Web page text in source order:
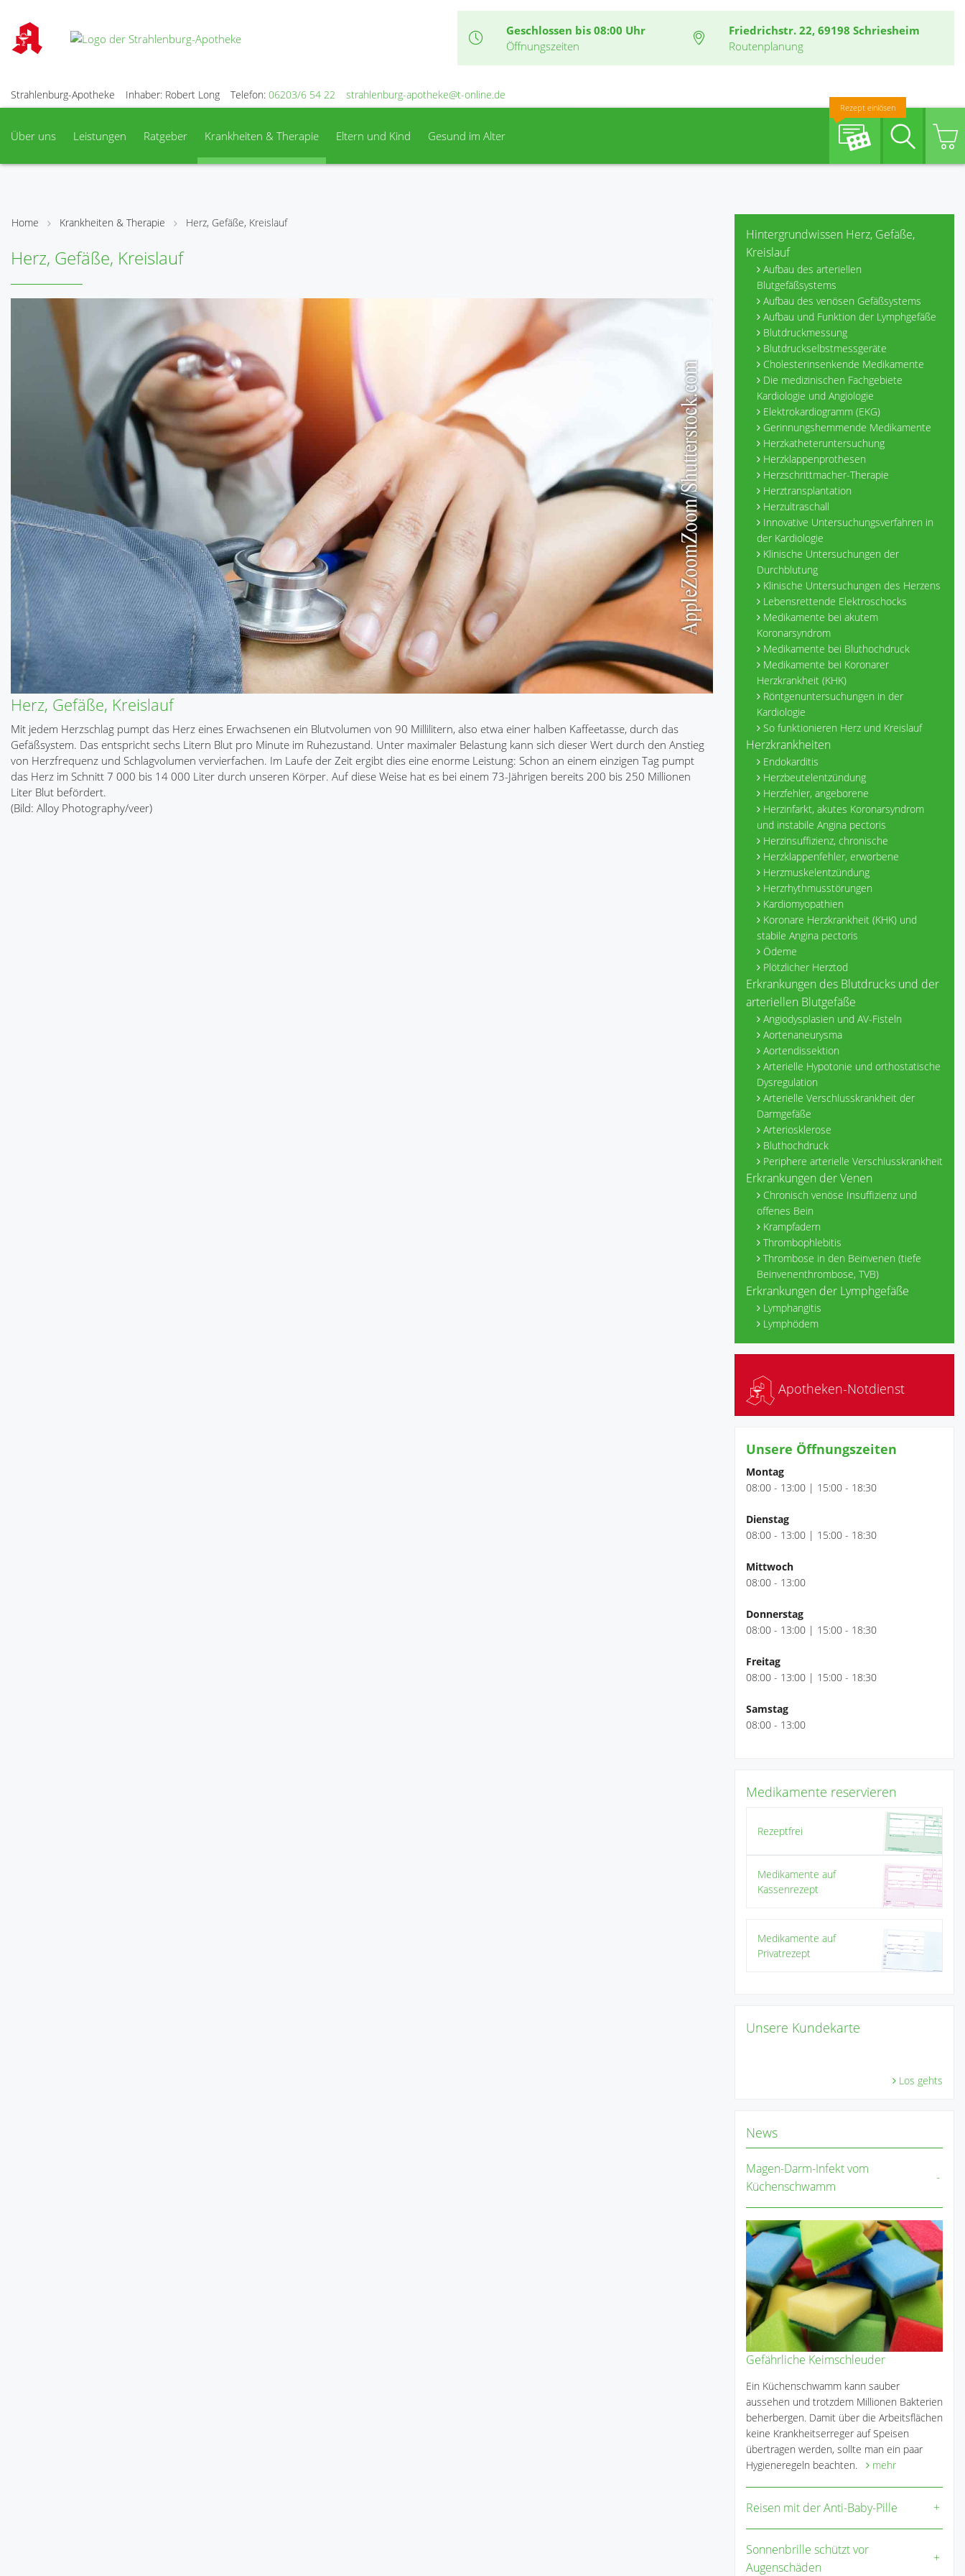
Geschlossen bis 08:00 Uhr
Öffnungszeiten
Friedrichstr. 22, 69198 Schriesheim
Routenplanung
Strahlenburg-Apotheke Inhaber: Robert Long Telefon: 06203/6 54 22 strahlenburg-apotheke@t-online.de
Über uns Leistungen Ratgeber Krankheiten & Therapie Eltern und Kind Gesund im Alter
Rezept einlösen
Suche
Home Krankheiten & Therapie Herz, Gefäße, Kreislauf
Herz, Gefäße, Kreislauf
Herz, Gefäße, Kreislauf
Mit jedem Herzschlag pumpt das Herz eines Erwachsenen ein Blutvolumen von 90 Millilitern, also etwa einer halben Kaffeetasse, durch das
Gefäßsystem. Das entspricht sechs Litern Blut pro Minute im Ruhezustand. Unter maximaler Belastung kann sich dieser Wert durch den Anstieg
von Herzfrequenz und Schlagvolumen vervierfachen. Im Laufe der Zeit ergibt dies eine enorme Leistung: Schon an einem einzigen Tag pumpt
das Herz im Schnitt 7 000 bis 14 000 Liter durch unseren Körper. Auf diese Weise hat es bei einem 73-Jährigen bereits 200 bis 250 Millionen
Liter Blut befördert.
(Bild: Alloy Photography/veer)
Hintergrundwissen Herz, Gefäße,
Kreislauf
Aufbau des arteriellen
Blutgefäßsystems
Aufbau des venösen Gefäßsystems
Aufbau und Funktion der Lymphgefäße
Blutdruckmessung
Blutdruckselbstmessgeräte
Cholesterinsenkende Medikamente
Die medizinischen Fachgebiete
Kardiologie und Angiologie
Elektrokardiogramm (EKG)
Gerinnungshemmende Medikamente
Herzkatheteruntersuchung
Herzklappenprothesen
Herzschrittmacher-Therapie
Herztransplantation
Herzultraschall
Innovative Untersuchungsverfahren in
der Kardiologie
Klinische Untersuchungen der
Durchblutung
Klinische Untersuchungen des Herzens
Lebensrettende Elektroschocks
Medikamente bei akutem
Koronarsyndrom
Medikamente bei Bluthochdruck
Medikamente bei Koronarer
Herzkrankheit (KHK)
Röntgenuntersuchungen in der
Kardiologie
So funktionieren Herz und Kreislauf
Herzkrankheiten
Endokarditis
Herzbeutelentzündung
Herzfehler, angeborene
Herzinfarkt, akutes Koronarsyndrom
und instabile Angina pectoris
Herzinsuffizienz, chronische
Herzklappenfehler, erworbene
Herzmuskelentzündung
Herzrhythmusstörungen
Kardiomyopathien
Koronare Herzkrankheit (KHK) und
stabile Angina pectoris
Ödeme
Plötzlicher Herztod
Erkrankungen des Blutdrucks und der
arteriellen Blutgefäße
Angiodysplasien und AV-Fisteln
Aortenaneurysma
Aortendissektion
Arterielle Hypotonie und orthostatische
Dysregulation
Arterielle Verschlusskrankheit der
Darmgefäße
Arteriosklerose
Bluthochdruck
Periphere arterielle Verschlusskrankheit
Erkrankungen der Venen
Chronisch venöse Insuffizienz und
offenes Bein
Krampfadern
Thrombophlebitis
Thrombose in den Beinvenen (tiefe
Beinvenenthrombose, TVB)
Erkrankungen der Lymphgefäße
Lymphangitis
Lymphödem
Apotheken-Notdienst
Unsere Öffnungszeiten
Montag
08:00 - 13:00 | 15:00 - 18:30
Dienstag
08:00 - 13:00 | 15:00 - 18:30
Mittwoch
08:00 - 13:00
Donnerstag
08:00 - 13:00 | 15:00 - 18:30
Freitag
08:00 - 13:00 | 15:00 - 18:30
Samstag
08:00 - 13:00
Medikamente reservieren
Rezeptfrei
Medikamente auf
Kassenrezept
Medikamente auf
Privatrezept
Unsere Kundekarte
Los gehts
News
Magen-Darm-Infekt vom
Küchenschwamm
Gefährliche Keimschleuder
Ein Küchenschwamm kann sauber
aussehen und trotzdem Millionen Bakterien
beherbergen. Damit über die Arbeitsflächen
keine Krankheitserreger auf Speisen
übertragen werden, sollte man ein paar
Hygieneregeln beachten.
mehr
Reisen mit der Anti-Baby-Pille
Sonnenbrille schützt vor
Augenschäden